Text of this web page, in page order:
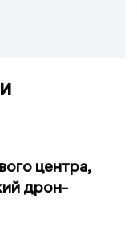
центра,
дрон-